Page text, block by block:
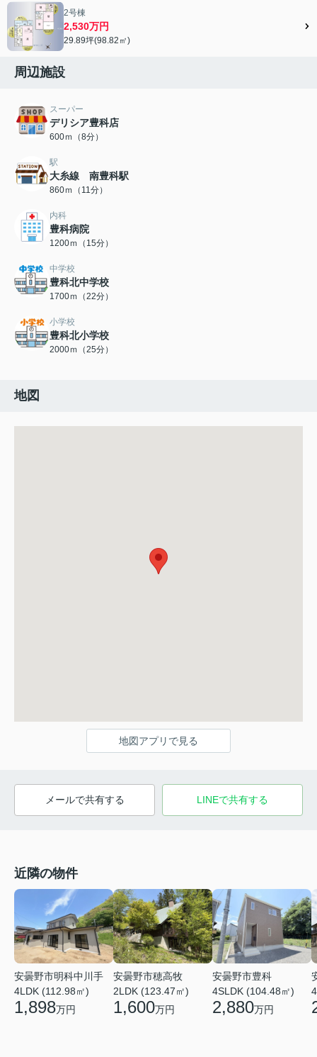
2号棟
2,530万円
29.89坪(98.82㎡)
周辺施設
スーパー
デリシア豊科店
600ｍ（8分）
駅
大糸線 南豊科駅
860ｍ（11分）
内科
豊科病院
1200ｍ（15分）
中学校
豊科北中学校
1700ｍ（22分）
小学校
豊科北小学校
2000ｍ（25分）
地図
地図アプリで見る
メールで共有する LINEで共有する
近隣の物件
安曇野市明科中川手
4LDK (112.98㎡)
1,898万円
安曇野市穂高牧
2LDK (123.47㎡)
1,600万円
安曇野市豊科
4SLDK (104.48㎡)
2,880万円